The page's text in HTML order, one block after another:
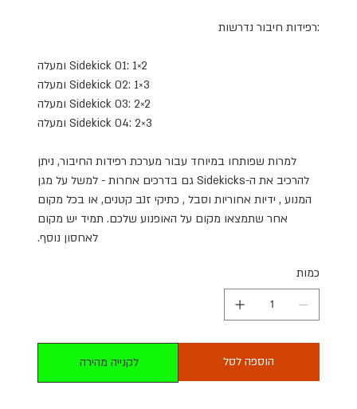
רפידות חיבור נדרשות:
Sidekick 01: 1×2 ומעלה
Sidekick 02: 1×3 ומעלה
Sidekick 03: 2×2 ומעלה
Sidekick 04: 2×3 ומעלה
למרות שפותחו במיוחד עבור מערכת רפידות החיבור, ניתן
להרכיב את ה-Sidekicks גם בדרכים אחרות - למשל על מגן
המנוע , ידיות אחוריות וסבל , כתיקי זנב קטנים, או בכל מקום
אחר שתמצאו מקום על האופנוע שלכם. תמיד יש מקום
לאחסון נוסף.
כמות
הוספה לסל לקנייה מהירה